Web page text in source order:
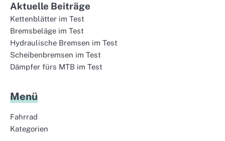
Aktuelle Beiträge
Kettenblätter im Test
Bremsbeläge im Test
Hydraulische Bremsen im Test
Scheibenbremsen im Test
Dämpfer fürs MTB im Test
Menü
Fahrrad
Kategorien